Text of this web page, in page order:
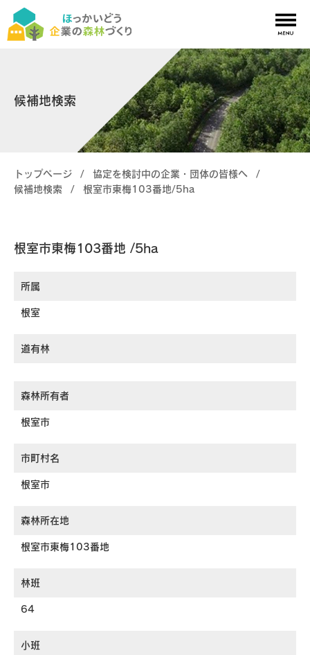
ほっかいどう企業の森林づくりについて
北海道の木育について
活動を検討中の皆様へ
現在活動中の皆様へ
森林所有者の皆様へ
お知らせ
サイト内検索
候補地検索
トップページ / 協定を検討中の企業・団体の皆様へ
/
候補地検索
/ 根室市東梅103番地/5ha
根室市東梅103番地 /5ha
所属
根室
道有林
森林所有者
根室市
市町村名
根室市
森林所在地
根室市東梅103番地
林班
64
小班